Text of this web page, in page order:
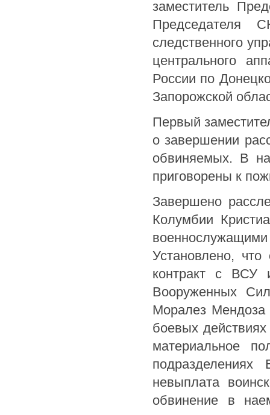
заместитель
Председателя
следственного
центрального
России по
Запорожской
Первый
о завершении
обвиняемых. В
приговорены к
Завершено
Колумбии
Установлено,
контракт с ВСУ
Вооруженных
Моралез Мендоза
боевых
материальное
невыплата
обвинение в